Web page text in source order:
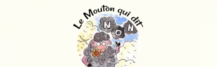
Aller
au
contenu